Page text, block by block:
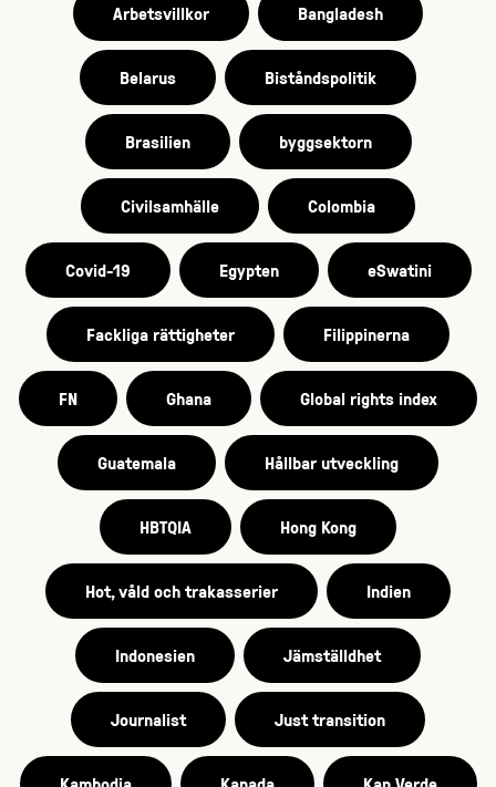
Arbetsvillkor Bangladesh
Belarus Biståndspolitik
Brasilien byggsektorn
Civilsamhälle Colombia
Covid-19 Egypten eSwatini
Fackliga rättigheter Filippinerna
FN Ghana Global rights index
Guatemala Hållbar utveckling
HBTQIA Hong Kong
Hot, våld och trakasserier Indien
Indonesien Jämställdhet
Journalist Just transition